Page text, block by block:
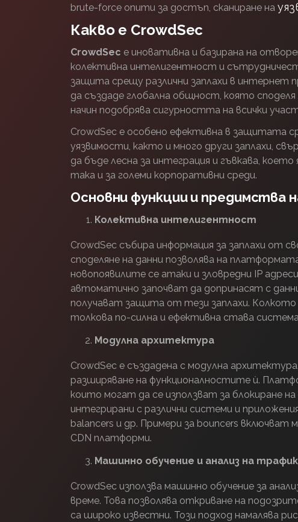
brute-force опити за достъп, сканиране на
Какво е CrowdSec
CrowdSec е иновативна и базирана на
колективна интелигентност и
защита срещу различни заплахи в интернет
да създаде глобална общност, която споделя
начин подобрява сигурността на всички
CrowdSec е особено ефективна в защитата
уязвимости, както и много други заплахи,
да бъде лесна за интеграция и гъвкава,
така и за големи корпоративни среди.
Основни функции и предимства
Колективна интелигентност
CrowdSec събира информация за заплахи от
споделяне на данни позволява на
новопоявилите се атаки и зловредни IP
автоматично започват да допринасят с
получават защита от тези заплахи.
толкова по-силна и ефективна става
Модулна архитектура
CrowdSec е създадена с модулна
разширяване на функционалностите ѝ.
които могат да се използват за блокиране
интегрирани с различни системи и
balancers и др. Примери за bouncers включват
CDN платформи.
Машинно обучение и анализ на
CrowdSec използва машинно обучение за
време. Това позволява откриване на
са широко известни. Този подход намалява